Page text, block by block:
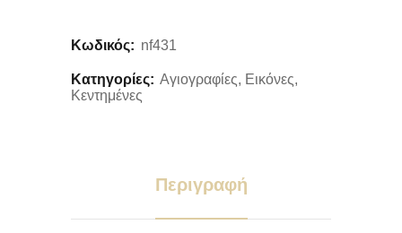
Κωδικός: nf431
Κατηγορίες: Αγιογραφίες, Εικόνες,
Κεντημένες
Περιγραφή